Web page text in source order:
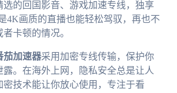
选的回国影音、游戏加速专线，独享
4K画质的直播也能轻松驾驭，再也不
卡顿的情况。
茄加速器采用加密专线传输，保护你
露。在海外上网，隐私安全总是让人
密技术能让你放心使用，专注于看